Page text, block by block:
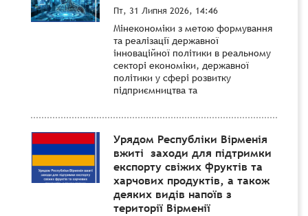
Пт, 31 Липня 2026, 14:46
Мінекономіки з метою формування
та реалізації державної
інноваційної політики в реальному
секторі економіки, державної
політики у сфері розвитку
підприємництва та
Урядом Республіки Вірменія
вжиті заходи для підтримки
експорту свіжих фруктів та
харчових продуктів, а також
деяких видів напоїв з
території Вірменії